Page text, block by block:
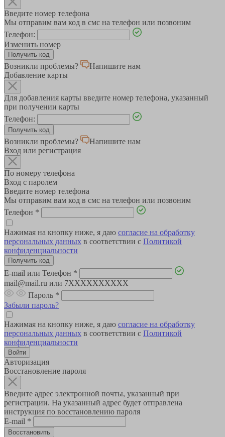
Введите номер телефона
Мы отправим вам код в смс на телефон или позвоним
Телефон:
Изменить номер
Возникли проблемы?
Напишите нам
Добавление карты
Для добавления карты введите номер телефона, указанный
при получении карты
Телефон:
Возникли проблемы?
Напишите нам
Вход или регистрация
По номеру телефона
Вход с паролем
Введите номер телефона
Мы отправим вам код в смс на телефон или позвоним
Телефон *
Нажимая на кнопку ниже, я даю согласие на обработку
персональных данных в соответствии с Политикой
конфиденциальности
E-mail или Телефон *
mail@mail.ru или 7XXXXXXXXXX
Пароль *
Забыли пароль?
Нажимая на кнопку ниже, я даю согласие на обработку
персональных данных в соответствии с Политикой
конфиденциальности
Авторизация
Восстановление пароля
Введите адрес электронной почты, указанный при
регистрации. На указанный адрес будет отправлена
инструкция по восстановлению пароля
E-mail *